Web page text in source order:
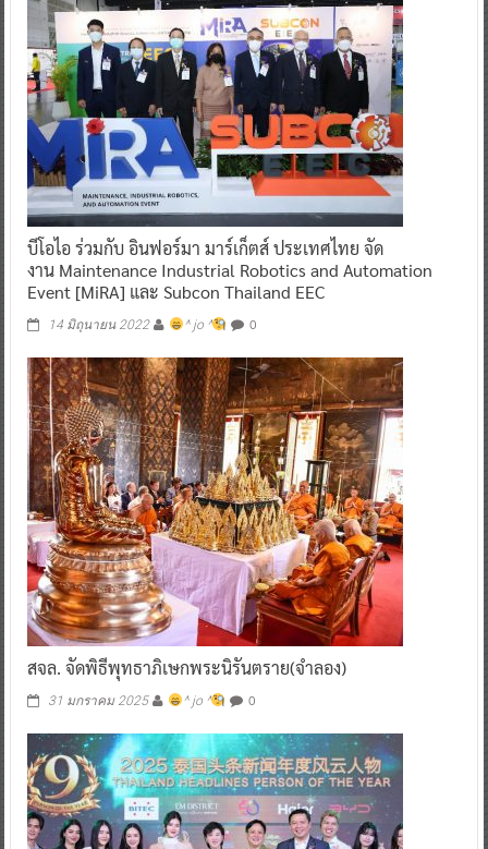
บีโอไอ ร่วมกับ อินฟอร์มา มาร์เก็ตส์ ประเทศไทย จัด
งาน Maintenance Industrial Robotics and Automation
Event [MiRA] และ Subcon Thailand EEC
14 มิถุนายน 2022 ^ jo ^ 0
สจล. จัดพิธีพุทธาภิเษกพระนิรันตราย(จำลอง)
31 มกราคม 2025 ^ jo ^ 0